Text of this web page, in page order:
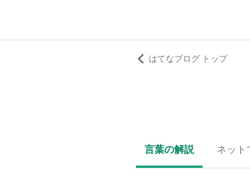
はてなブログ トップ
言葉の解説 ネット